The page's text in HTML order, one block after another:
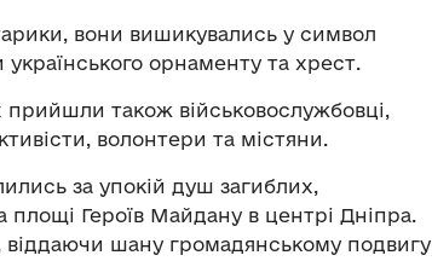
вони вишикувались у символ
орнаменту та хрест.
прийшли також військовослужбовці,
волонтери та містяни.
за упокій душ загиблих,
Героїв Майдану в центрі Дніпра.
шану громадянському подвигу